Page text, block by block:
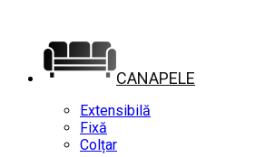
CANAPELE
Extensibilă
Fixă
Colțar